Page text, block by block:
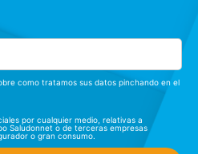
como tratamos sus datos pinchando en el
por cualquier medio, relativas a
Saludonnet o de terceras empresas
o gran consumo.